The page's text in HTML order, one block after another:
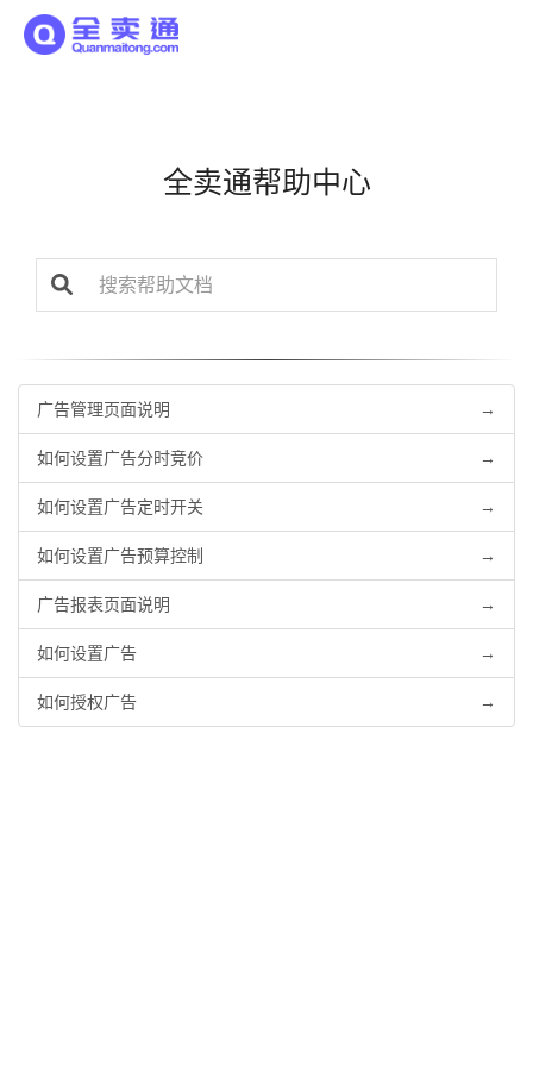
全卖通帮助中心
广告管理页面说明 →
如何设置广告分时竞价 →
如何设置广告定时开关 →
如何设置广告预算控制 →
广告报表页面说明 →
如何设置广告 →
如何授权广告 →